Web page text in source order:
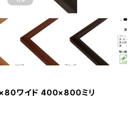
ワイド 400×800ミリ